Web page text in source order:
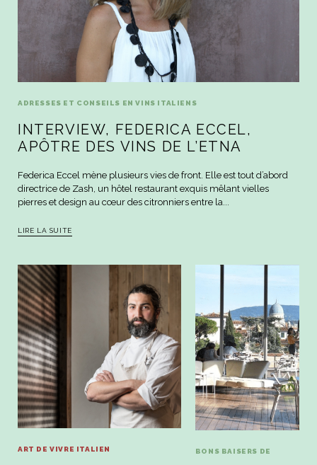
ADRESSES ET CONSEILS EN VINS ITALIENS
INTERVIEW, FEDERICA ECCEL,
APÔTRE DES VINS DE L’ETNA
Federica Eccel mène plusieurs vies de front. Elle est tout d’abord
directrice de Zash, un hôtel restaurant exquis mêlant vielles
pierres et design au cœur des citronniers entre la...
LIRE LA SUITE
ART DE VIVRE ITALIEN BONS BAISERS DE